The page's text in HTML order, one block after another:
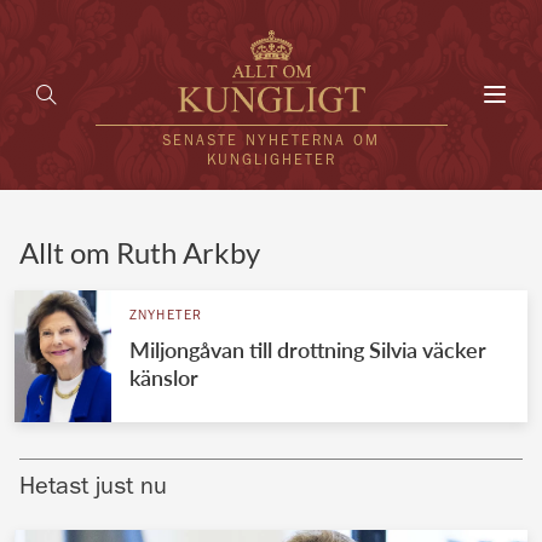
SENASTE NYHETERNA OM
KUNGLIGHETER
UTLÄNDSKT
VÄRLDENS KUNGAHUS
Brittiska kungahuset
Allt om Ruth Arkby
ZNYHETER
Miljongåvan till drottning Silvia väcker
känslor
Hetast just nu